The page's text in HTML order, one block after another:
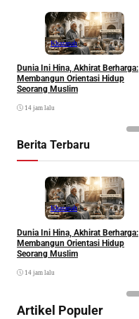
Khazanah
Dunia Ini Hina, Akhirat Berharga:
Membangun Orientasi Hidup
Seorang Muslim
14 jam lalu
Berita Terbaru
Khazanah
Dunia Ini Hina, Akhirat Berharga:
Membangun Orientasi Hidup
Seorang Muslim
14 jam lalu
Artikel Populer